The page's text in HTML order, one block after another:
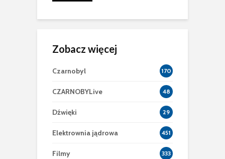
Zobacz więcej
Czarnobyl 170
CZARNOBYLive 48
Dźwięki 29
Elektrownia jądrowa 451
Filmy 333